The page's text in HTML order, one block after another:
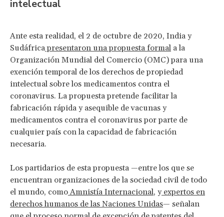
intelectual
Ante esta realidad, el 2 de octubre de 2020, India y
Sudáfricapresentaron una propuesta formal a la
Organización Mundial del Comercio (OMC) para una
exención temporal de los derechos de propiedad
intelectual sobre los medicamentos contra el
coronavirus. La propuesta pretende facilitar la
fabricación rápida y asequible de vacunas y
medicamentos contra el coronavirus por parte de
cualquier país con la capacidad de fabricación
necesaria.
Los partidarios de esta propuesta —entre los que se
encuentran organizaciones de la sociedad civil de todo
el mundo, comoAmnistía Internacional, yexpertos en
derechos humanos de las Naciones Unidas— señalan